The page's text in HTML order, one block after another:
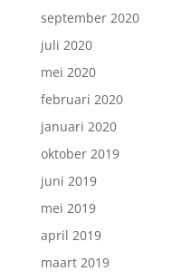
september 2020
juli 2020
mei 2020
februari 2020
januari 2020
oktober 2019
juni 2019
mei 2019
april 2019
maart 2019